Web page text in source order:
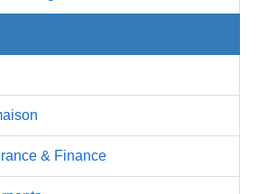
& Finance